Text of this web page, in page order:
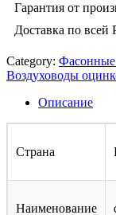
Гарантия от
Доставка по всей
Category: Фасонные
Воздуховоды
Описание
Страна
Наименование